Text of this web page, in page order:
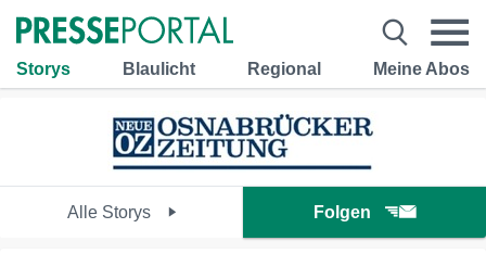
Storys Blaulicht Regional Meine Abos
Alle Storys Folgen